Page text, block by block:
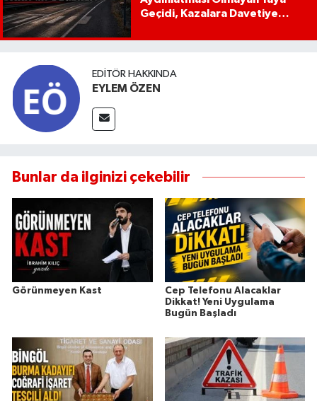
Geçidi, Kazalara Davetiye
EDITÖR HAKKINDA
EYLEM ÖZEN
Bunlar da ilginizi çekebilir
Görünmeyen Kast
Cep Telefonu Alacaklar
Dikkat! Yeni Uygulama
Bugün Başladı